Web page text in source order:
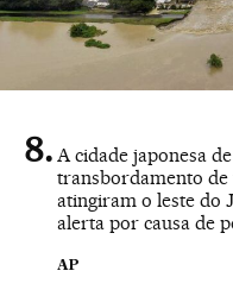
A cidade japonesa
transbordamento de
atingiram o leste do
alerta por causa de
AP